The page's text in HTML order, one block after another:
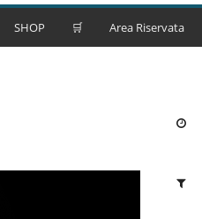
SHOP 🛒 Area Riservata